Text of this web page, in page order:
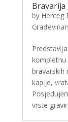
Bravarija
by Herceg
kompletnu
bravarskih
kapije,
vrste